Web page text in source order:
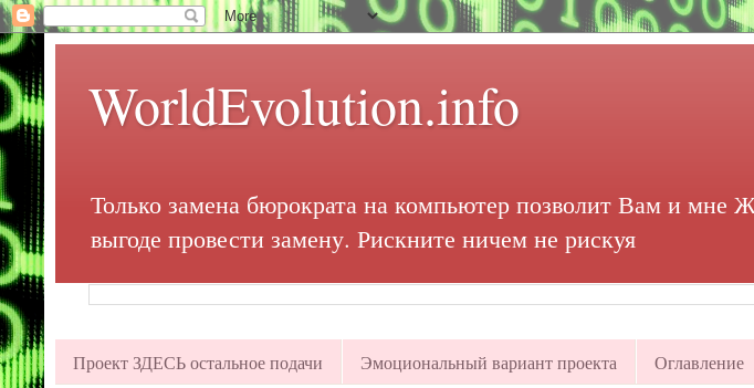
WorldEvolution.info
Только замена бюрократа на компьютер позволит Вам и
выгоде провести замену. Рискните ничем не рискуя
Проект ЗДЕСЬ остальное подачи Эмоциональный вариант проекта Оглавление